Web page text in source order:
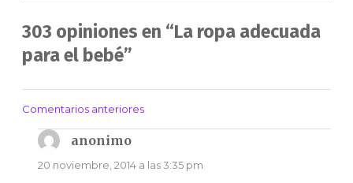
303 opiniones en “La ropa adecuada
para el bebé”
Navegación
de
comentarios
Comentarios anteriores
anonimodice:
20 noviembre, 2014 a las 3:35 pm